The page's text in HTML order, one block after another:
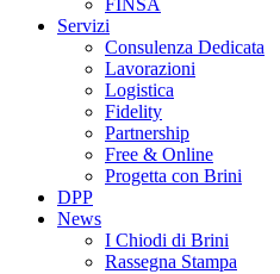
FINSA
Servizi
Consulenza Dedicata
Lavorazioni
Logistica
Fidelity
Partnership
Free & Online
Progetta con Brini
DPP
News
I Chiodi di Brini
Rassegna Stampa